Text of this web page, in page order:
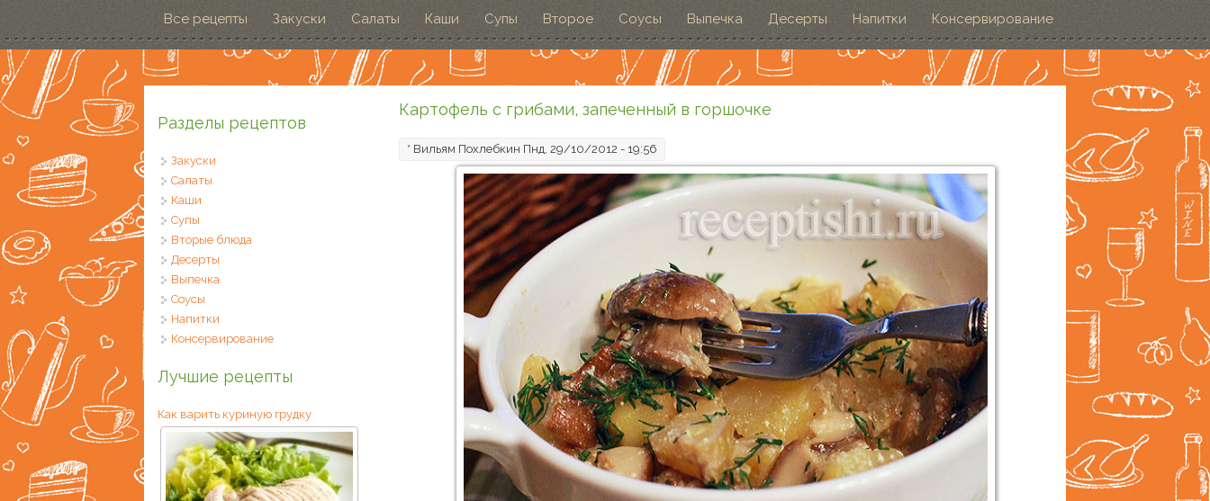
Все рецепты Закуски Салаты Каши Супы Второе Соусы Выпечка Десерты Напитки Консервирование
Картофель с грибами, запеченный в горшочке
* Вильям Похлебкин Пнд, 29/10/2012 - 19:56
Разделы рецептов
Закуски
Салаты
Каши
Супы
Вторые блюда
Десерты
Выпечка
Соусы
Напитки
Консервирование
Лучшие рецепты
Как варить куриную грудку